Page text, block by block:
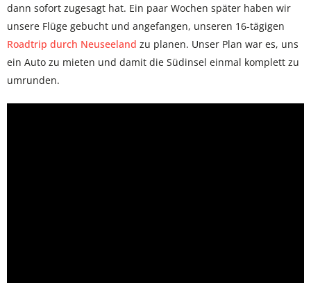
dann sofort zugesagt hat. Ein paar Wochen später haben wir
unsere Flüge gebucht und angefangen, unseren 16-tägigen
Roadtrip durch Neuseeland zu planen. Unser Plan war es, uns
ein Auto zu mieten und damit die Südinsel einmal komplett zu
umrunden.